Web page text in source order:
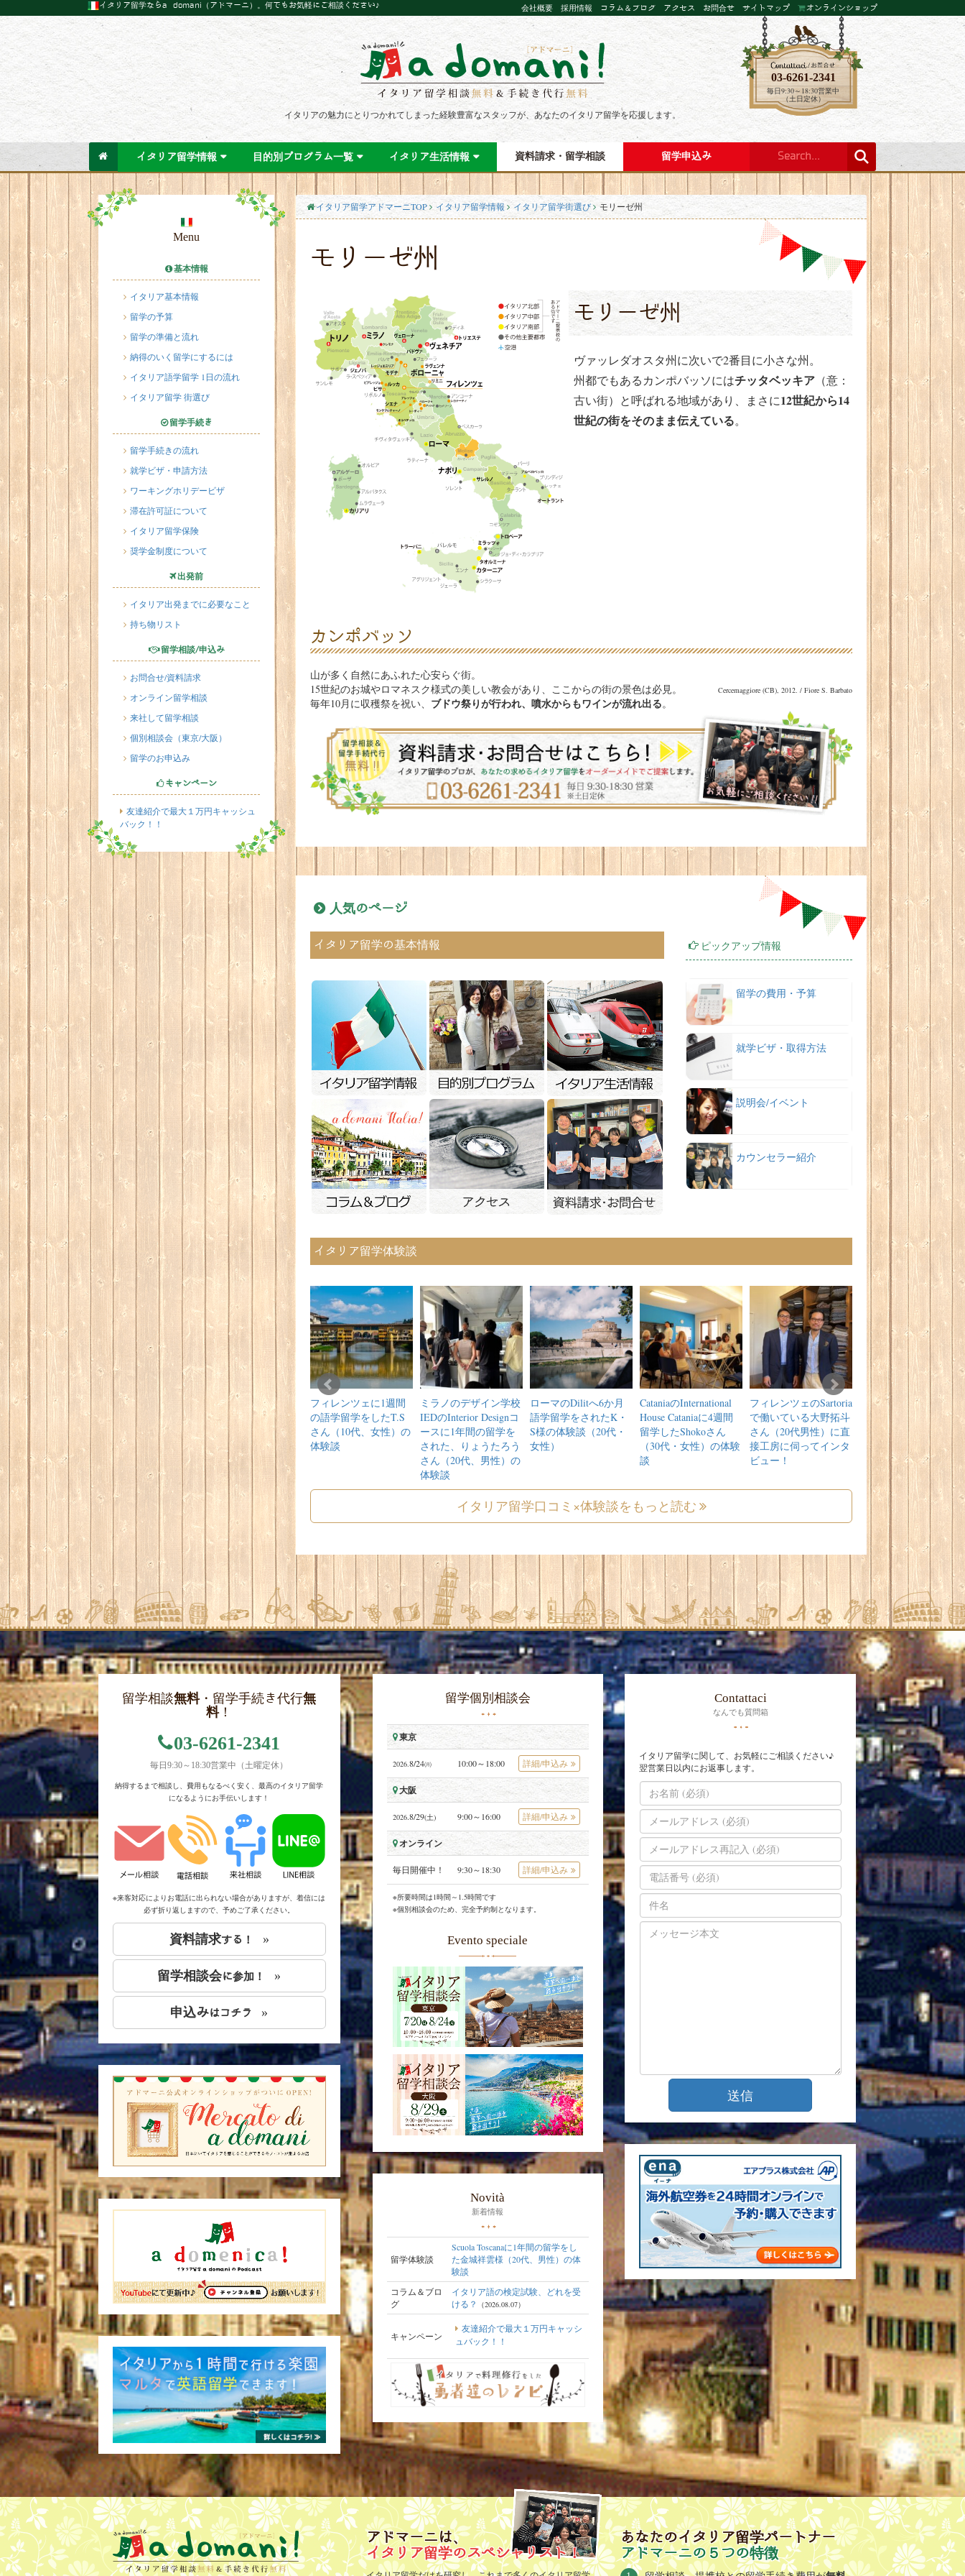
イタリア留学ならa domani（アドマーニ）。何でもお気軽にご相談ください♪ 会社概要 採用情報 コラム＆ブログ アクセス お問合せ サイトマップ オンラインショップ
イタリアの魅力にとりつかれてしまった経験豊富なスタッフが、あなたのイタリア留学を応援します。
03-6261-2341
毎日9:30～18:30営業中
（土日定休）
イタリア留学情報 目的別プログラム一覧 イタリア生活情報 資料請求・留学相談 留学申込み
Menu
基本情報
イタリア基本情報
留学の予算
留学の準備と流れ
納得のいく留学にするには
イタリア語学留学 1日の流れ
イタリア留学 街選び
留学手続き
留学手続きの流れ
就学ビザ・申請方法
ワーキングホリデービザ
滞在許可証について
イタリア留学保険
奨学金制度について
出発前
イタリア出発までに必要なこと
持ち物リスト
留学相談/申込み
お問合せ/資料請求
オンライン留学相談
来社して留学相談
個別相談会（東京/大阪）
留学のお申込み
キャンペーン
友達紹介で最大１万円キャッシュ
バック！！
イタリア留学アドマーニTOP イタリア留学情報 イタリア留学街選び モリーゼ州
モリーゼ州
モリーゼ州
ヴァッレダオスタ州に次いで2番目に小さな州。
州都でもあるカンポバッソにはチッタベッキア （意：
古い街）と呼ばれる地域があり、まさに12世紀から14
世紀の街をそのまま伝えている。
カンポバッソ
Cercemaggiore (CB), 2012. / Fiore S. Barbato
山が多く自然にあふれた心安らぐ街。
15世紀のお城やロマネスク様式の美しい教会があり、ここからの街の景色は必見。
毎年10月に収穫祭を祝い、 ブドウ祭りが行われ、噴水からもワインが流れ出る。
人気のページ
イタリア留学の基本情報 ピックアップ情報
留学の費用・予算
就学ビザ・取得方法
説明会/イベント
カウンセラー紹介
イタリア留学体験談
ミーナの
に3週間のご
されたM.N様
女性）の体験
ジェノヴァのA door to
Italyに１年留学した
A.N様の体験談
Scuola Toscanaに1年間
の留学をした金城祥雲
様（20代、男性）の体
験談
フィレンツェに1週間
の語学留学をしたT.S
さん（10代、女性）の
体験談
ミラノのデザイン学校
IEDのInterior Designコ
ースに1年間の留学を
された、りょうたろう
さん（20代、男性）の
体験談
ローマのDilitへ6か月
語学留学をされたK・
S様の体験談（20代・
女性）
CataniaのInternational
House Cataniaに4週間
留学したShokoさん
（30代・女性）の体験
談
フィレンツェのSartoria
で働いている大野拓斗
さん（20代男性）に直
接工房に伺ってインタ
ビュー！
フィレンツェの
Accademia Europeaで1
週間の語学＆声楽留学
をされたまっつんさん
（10代女性）の体験談
イタリア留学口コミ×体験談をもっと読む
留学相談無料・留学手続き代行無
料！
03-6261-2341
毎日9:30～18:30営業中（土曜定休）
納得するまで相談し、費用もなるべく安く、最高のイタリア留学
になるようにお手伝いします！
※来客対応によりお電話に出られない場合がありますが、着信には
必ず折り返しますので、予めご了承ください。
資料請求する！ »
留学相談会に参加！ »
申込みはコチラ »
留学個別相談会
東京
2026.8/24㈪ 10:00～18:00 詳細/申込み
大阪
2026.8/29(土) 9:00～16:00 詳細/申込み
オンライン
毎日開催中！ 9:30～18:30 詳細/申込み
※所要時間は1時間～1.5時間です
※個別相談会のため、完全予約制となります。
Evento speciale
Novità
新着情報
留学体験談
Scuola Toscanaに1年間の留学をし
た金城祥雲様（20代、男性）の体
験談
コラム＆ブロ
グ
イタリア語の検定試験、どれを受
ける？
（2026.08.07）
キャンペーン
友達紹介で最大１万円キャッシ
ュバック！！
Contattaci
なんでも質問箱
イタリア留学に関して、お気軽にご相談ください♪
翌営業日以内にお返事します。
アドマーニは、
イタリア留学のスペシャリスト！
あなたのイタリア留学パートナー
アドマーニの５つの特徴